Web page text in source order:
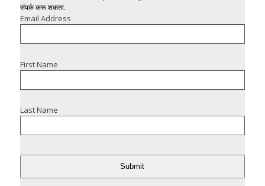
संपर्क करू शकता.
Email Address
First Name
Last Name
Submit